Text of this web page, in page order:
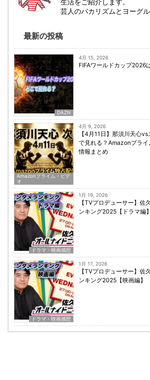
生活をご紹介します。
芸人のバカリズムとヨーグル
最新の投稿
DAZN
4月 15, 2026
FIFAワールドカップ2026
Amazonプライム・ビデ
オ
4月 9, 2026
【4月11日】那須川天心
で見れる？Amazonプラ
情報まとめ
ドラマ・映画感想
1月 19, 2026
【TVプロデューサー】佐
ンキング2025【ドラマ編】
ドラマ・映画感想
1月 17, 2026
【TVプロデューサー】佐
ンキング2025【映画編】